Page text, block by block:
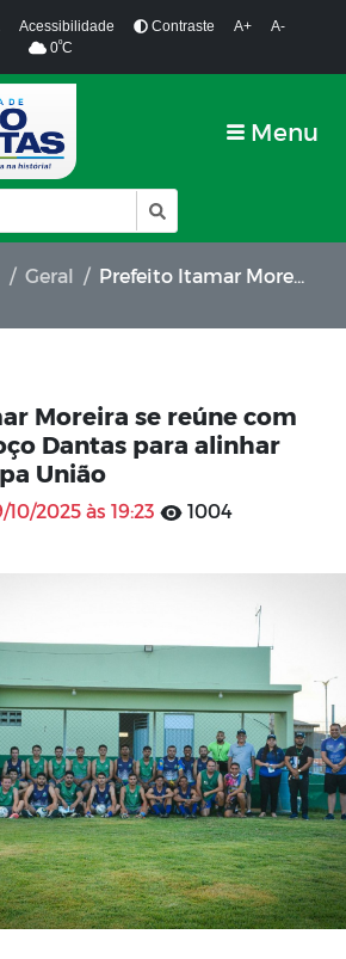
Acessibilidade Contraste A+
A-
0ºC
Menu
Geral Prefeito Itamar Moreira se reúne com seleção de Poço Dantas para alinhar estreia na Copa União
Moreira se reúne com
Dantas para alinhar
União
10/2025 às 19:23
1004